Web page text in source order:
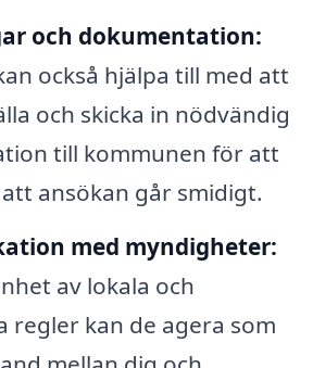
och dokumentation:
också hjälpa till med att
och skicka in nödvändig
till kommunen för att
ansökan går smidigt.
med myndigheter:
av lokala och
regler kan de agera som